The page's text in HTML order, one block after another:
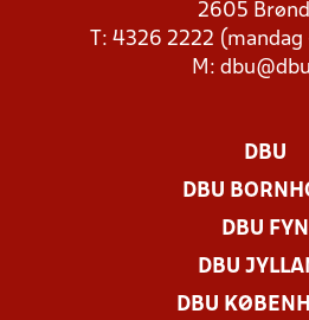
2605
T: 4326 2222
M:
DBU
DBU
DBU FYN
DBU
DBU